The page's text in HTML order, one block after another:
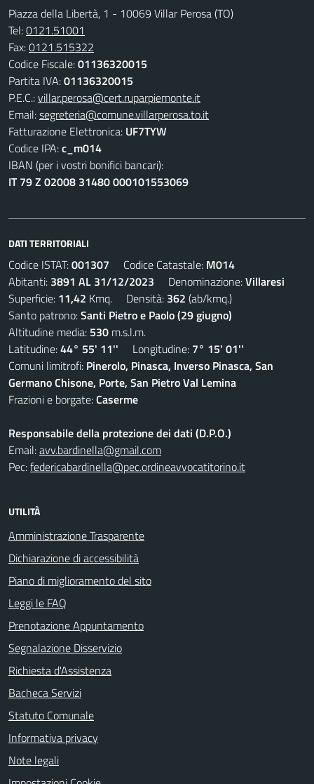
Piazza della Libertà, 1 - 10069 Villar Perosa (TO)
Tel:0121.51001
Fax:0121.515322
Codice Fiscale:01136320015
Partita IVA:01136320015
P.E.C.:villar.perosa@cert.ruparpiemonte.it
Email:segreteria@comune.villarperosa.to.it
Fatturazione Elettronica: UF7TYW
Codice IPA:c_m014
IBAN (per i vostri bonifici bancari):
IT 79 Z 02008 31480 000101553069
DATI TERRITORIALI
Codice ISTAT:001307 Codice Catastale: M014
Abitanti: 3891 AL 31/12/2023 Denominazione:Villaresi
Superficie: 11,42 Kmq. Densità: 362 (ab/kmq.)
Santo patrono:Santi Pietro e Paolo (29 giugno)
Altitudine media: 530 m.s.l.m.
Latitudine:44° 55' 11'' Longitudine: 7° 15' 01''
Comuni limitrofi: Pinerolo, Pinasca, Inverso Pinasca, San
Germano Chisone, Porte, San Pietro Val Lemina
Frazioni e borgate:Caserme
Responsabile della protezione dei dati (D.P.O.)
Email:avv.bardinella@gmail.com
Pec:federicabardinella@pec.ordineavvocatitorino.it
UTILITÀ
Amministrazione Trasparente
Dichiarazione di accessibilità
Piano di miglioramento del sito
Leggi le FAQ
Prenotazione Appuntamento
Segnalazione Disservizio
Richiesta d'Assistenza
Bacheca Servizi
Statuto Comunale
Informativa privacy
Note legali